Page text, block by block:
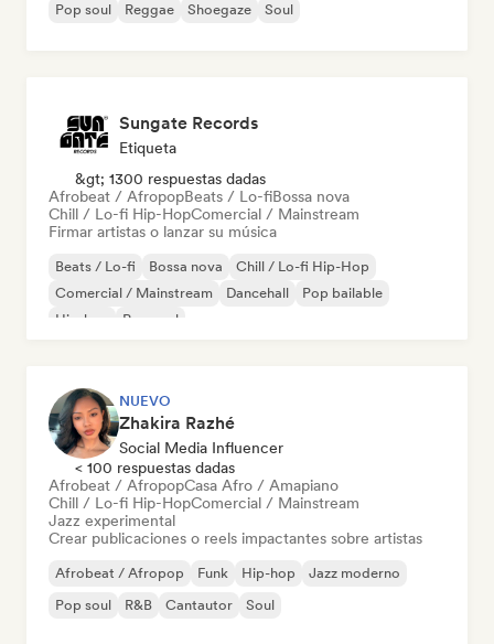
Pop soul
Reggae Shoegaze Soul
Sungate Records
Etiqueta
&gt; 1300 respuestas dadas
Afrobeat / AfropopBeats / Lo-fiBossa nova
Chill / Lo-fi Hip-HopComercial / Mainstream
Firmar artistas o lanzar su música
Beats / Lo-fi Bossa nova
Chill / Lo-fi Hip-Hop
Comercial / Mainstream
Dancehall
Pop bailable
Hip-hop
Pop soul
NUEVO
Zhakira Razhé
Social Media Influencer
< 100 respuestas dadas
Afrobeat / AfropopCasa Afro / Amapiano
Chill / Lo-fi Hip-HopComercial / Mainstream
Jazz experimental
Crear publicaciones o reels impactantes sobre artistas
Afrobeat / Afropop Funk Hip-hop
Jazz moderno
Pop soul
R&B Cantautor Soul